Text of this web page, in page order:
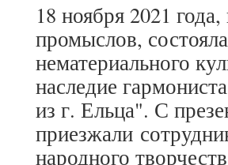
18 ноября 2021
промыслов,
нематериального
наследие
из г. Ельца". С
приезжали
народного